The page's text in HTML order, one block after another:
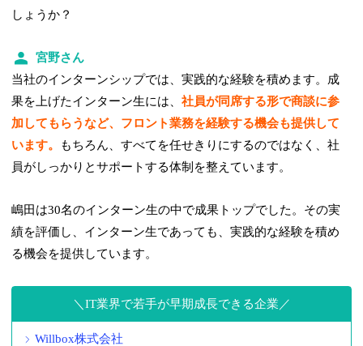
しょうか？
宮野さん
当社のインターンシップでは、実践的な経験を積めます。成
果を上げたインターン生には、社員が同席する形で商談に参
加してもらうなど、フロント業務を経験する機会も提供して
います。
もちろん、すべてを任せきりにするのではなく、社
員がしっかりとサポートする体制を整えています。
嶋田は30名のインターン生の中で成果トップでした。その実
績を評価し、インターン生であっても、実践的な経験を積め
る機会を提供しています。
IT業界で若手が早期成長できる企業
Willbox株式会社